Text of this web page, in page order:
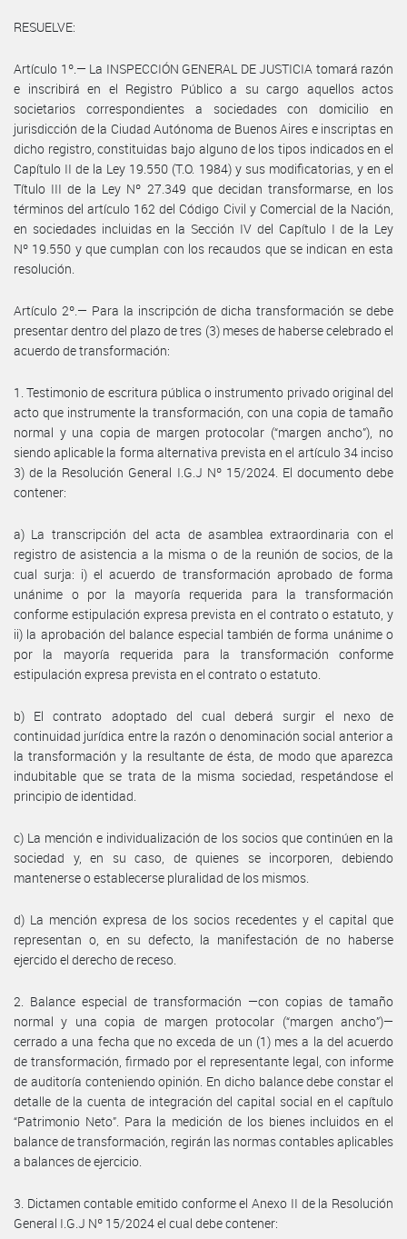
RESUELVE:
Artículo 1º.— La INSPECCIÓN GENERAL DE JUSTICIA tomará razón
e inscribirá en el Registro Público a su cargo aquellos actos
societarios correspondientes a sociedades con domicilio en
jurisdicción de la Ciudad Autónoma de Buenos Aires e inscriptas en
dicho registro, constituidas bajo alguno de los tipos indicados en el
Capítulo II de la Ley 19.550 (T.O. 1984) y sus modificatorias, y en el
Título III de la Ley Nº 27.349 que decidan transformarse, en los
términos del artículo 162 del Código Civil y Comercial de la Nación,
en sociedades incluidas en la Sección IV del Capítulo I de la Ley
Nº 19.550 y que cumplan con los recaudos que se indican en esta
resolución.
Artículo 2º.— Para la inscripción de dicha transformación se debe
presentar dentro del plazo de tres (3) meses de haberse celebrado el
acuerdo de transformación:
1. Testimonio de escritura pública o instrumento privado original del
acto que instrumente la transformación, con una copia de tamaño
normal y una copia de margen protocolar (“margen ancho”), no
siendo aplicable la forma alternativa prevista en el artículo 34 inciso
3) de la Resolución General I.G.J Nº 15/2024. El documento debe
contener:
a) La transcripción del acta de asamblea extraordinaria con el
registro de asistencia a la misma o de la reunión de socios, de la
cual surja: i) el acuerdo de transformación aprobado de forma
unánime o por la mayoría requerida para la transformación
conforme estipulación expresa prevista en el contrato o estatuto, y
ii) la aprobación del balance especial también de forma unánime o
por la mayoría requerida para la transformación conforme
estipulación expresa prevista en el contrato o estatuto.
b) El contrato adoptado del cual deberá surgir el nexo de
continuidad jurídica entre la razón o denominación social anterior a
la transformación y la resultante de ésta, de modo que aparezca
indubitable que se trata de la misma sociedad, respetándose el
principio de identidad.
c) La mención e individualización de los socios que continúen en la
sociedad y, en su caso, de quienes se incorporen, debiendo
mantenerse o establecerse pluralidad de los mismos.
d) La mención expresa de los socios recedentes y el capital que
representan o, en su defecto, la manifestación de no haberse
ejercido el derecho de receso.
2. Balance especial de transformación —con copias de tamaño
normal y una copia de margen protocolar (“margen ancho”)—
cerrado a una fecha que no exceda de un (1) mes a la del acuerdo
de transformación, firmado por el representante legal, con informe
de auditoría conteniendo opinión. En dicho balance debe constar el
detalle de la cuenta de integración del capital social en el capítulo
“Patrimonio Neto”. Para la medición de los bienes incluidos en el
balance de transformación, regirán las normas contables aplicables
a balances de ejercicio.
3. Dictamen contable emitido conforme el Anexo II de la Resolución
General I.G.J Nº 15/2024 el cual debe contener: